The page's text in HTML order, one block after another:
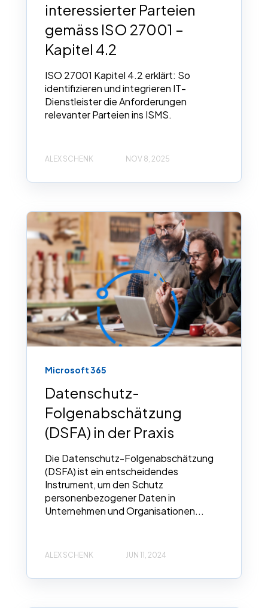
interessierter Parteien
gemäss ISO 27001 –
Kapitel 4.2
ISO 27001 Kapitel 4.2 erklärt: So
identifizieren und integrieren IT-
Dienstleister die Anforderungen
relevanter Parteien ins ISMS.
ALEX SCHENK NOV 8, 2025
Microsoft 365
Datenschutz-
Folgenabschätzung
(DSFA) in der Praxis
Die Datenschutz-Folgenabschätzung
(DSFA) ist ein entscheidendes
Instrument, um den Schutz
personenbezogener Daten in
Unternehmen und Organisationen...
ALEX SCHENK JUN 11, 2024